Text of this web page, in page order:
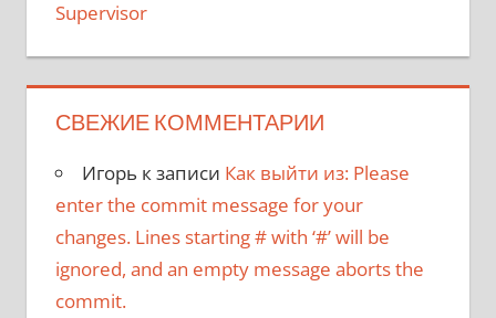
Supervisor
СВЕЖИЕ КОММЕНТАРИИ
Игорь к записи Как выйти из: Please
enter the commit message for your
changes. Lines starting # with ‘#’ will be
ignored, and an empty message aborts the
commit.